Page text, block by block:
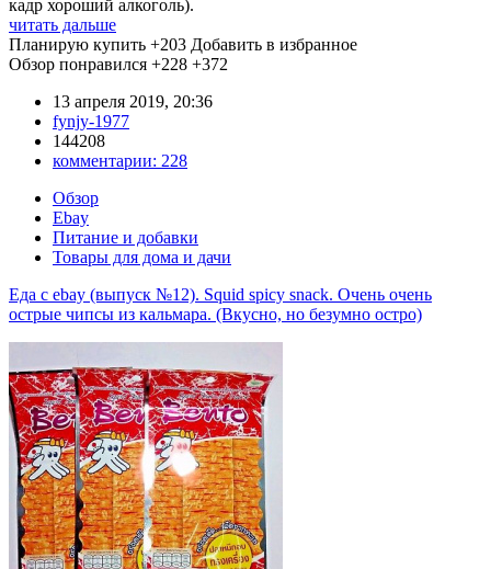
кадр хороший алкоголь).
читать дальше
Планирую купить +203 Добавить в избранное
Обзор понравился +228 +372
13 апреля 2019, 20:36
fynjy-1977
144208
комментарии: 228
Обзор
Ebay
Питание и добавки
Товары для дома и дачи
Еда с ebay (выпуск №12). Squid spicy snack. Очень очень
острые чипсы из кальмара. (Вкусно, но безумно остро)